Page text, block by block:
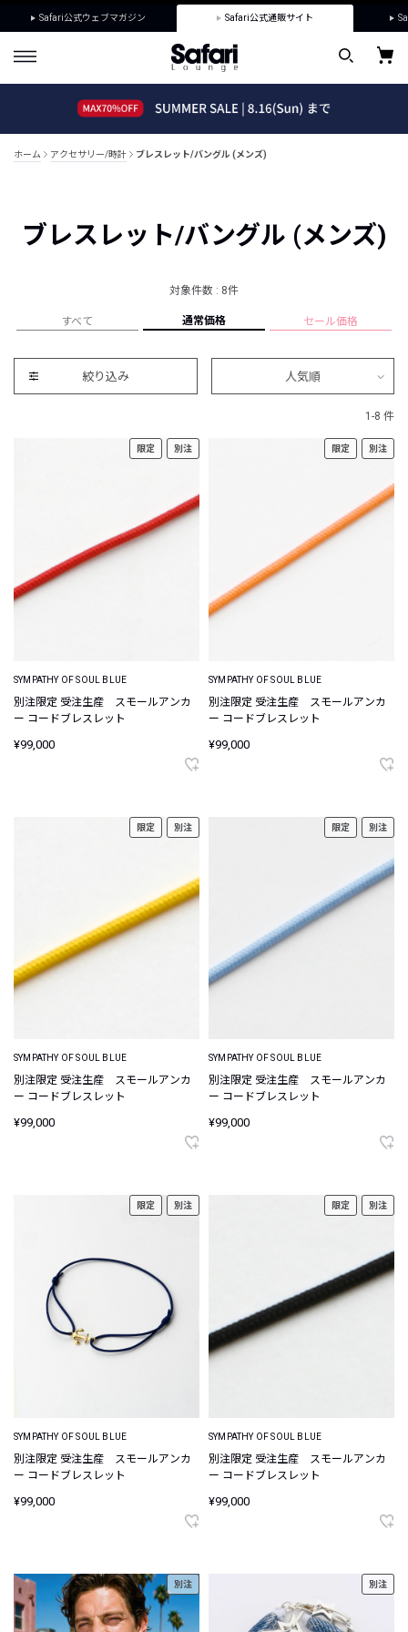
Safari公式ウェブマガジン Safari公式通販サイト
ホーム アクセサリー/時計 ブレスレット/バングル (メンズ)
ブレスレット/バングル (メンズ)
対象件数 : 8件
すべて 通常価格 セール価格
絞り込み 人気順
1-8 件
限定 別注
SYMPATHY OF SOUL BLUE
別注限定 受注生産 スモールアンカ
ー コードブレスレット
¥99,000
限定 別注
SYMPATHY OF SOUL BLUE
別注限定 受注生産 スモールアンカ
ー コードブレスレット
¥99,000
限定 別注
SYMPATHY OF SOUL BLUE
別注限定 受注生産 スモールアンカ
ー コードブレスレット
¥99,000
限定 別注
SYMPATHY OF SOUL BLUE
別注限定 受注生産 スモールアンカ
ー コードブレスレット
¥99,000
限定 別注
SYMPATHY OF SOUL BLUE
別注限定 受注生産 スモールアンカ
ー コードブレスレット
¥99,000
限定 別注
SYMPATHY OF SOUL BLUE
別注限定 受注生産 スモールアンカ
ー コードブレスレット
¥99,000
別注 別注